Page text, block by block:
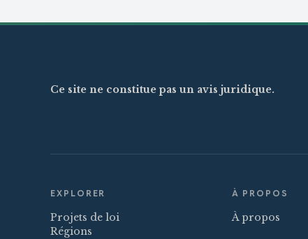
Ce site ne constitue pas un avis juridique.
EXPLORER
Projets de loi
Régions
À PROPOS
À propos